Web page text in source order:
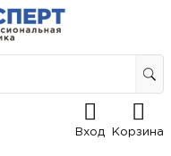
Вход Корзина